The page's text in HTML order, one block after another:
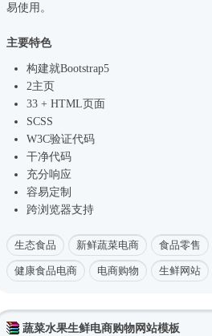
易使用。
主要特色
构建就Bootstrap5
2主页
33 + HTML页面
SCSS
W3C验证代码
干净代码
充分响应
容易定制
跨浏览器支持
生态食品 新鲜蔬菜电商 食品零售
健康食品电商 电商购物 生鲜网站
蔬菜水果生鲜电商购物网站模板